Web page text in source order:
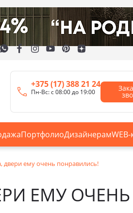
+375 (17) 388 21 24
Пн-Вс: с 08:00 до 19:00
ПортфолиоДизайнерамWEB-
двери ему очень понравились!
ЕМУ